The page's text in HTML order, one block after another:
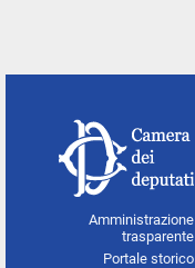
Amministrazione
trasparente
Portale storico